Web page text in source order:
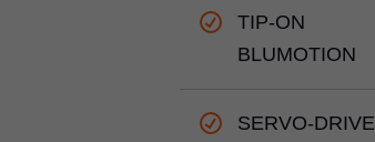
TIP-ON
BLUMOTION
SERVO-DRIVE